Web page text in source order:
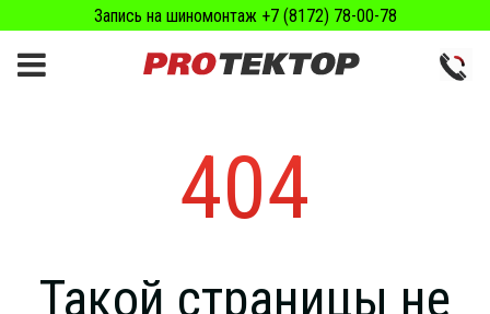
Запись на шиномонтаж +7 (8172) 78-00-78
404
Такой страницы не